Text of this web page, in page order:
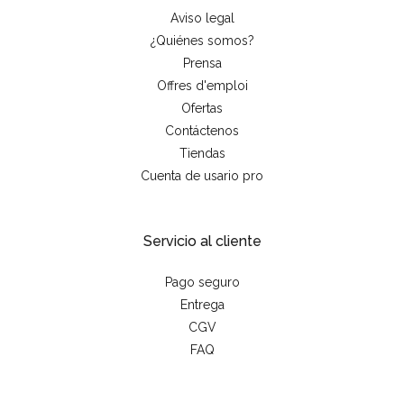
Aviso legal
¿Quiénes somos?
Prensa
Offres d'emploi
Ofertas
Contáctenos
Tiendas
Cuenta de usario pro
Servicio al cliente
Pago seguro
Entrega
CGV
FAQ